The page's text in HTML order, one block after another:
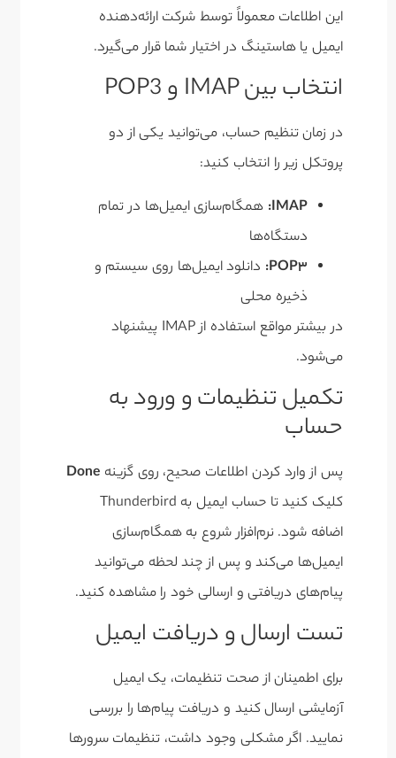
این اطلاعات معمولاً توسط شرکت ارائه‌دهنده
ایمیل یا هاستینگ در اختیار شما قرار می‌گیرد.
انتخاب بین IMAP و POP3
در زمان تنظیم حساب، می‌توانید یکی از دو
پروتکل زیر را انتخاب کنید:
IMAP: همگام‌سازی ایمیل‌ها در تمام
دستگاه‌ها
POP3: دانلود ایمیل‌ها روی سیستم و
ذخیره محلی
در بیشتر مواقع استفاده از IMAP پیشنهاد
می‌شود.
تکمیل تنظیمات و ورود به
حساب
پس از وارد کردن اطلاعات صحیح، روی گزینه Done
کلیک کنید تا حساب ایمیل به Thunderbird
اضافه شود. نرم‌افزار شروع به همگام‌سازی
ایمیل‌ها می‌کند و پس از چند لحظه می‌توانید
پیام‌های دریافتی و ارسالی خود را مشاهده کنید.
تست ارسال و دریافت ایمیل
برای اطمینان از صحت تنظیمات، یک ایمیل
آزمایشی ارسال کنید و دریافت پیام‌ها را بررسی
نمایید. اگر مشکلی وجود داشت، تنظیمات سرورها